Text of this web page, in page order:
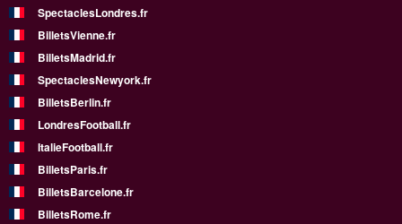
SpectaclesLondres.fr
BilletsVienne.fr
BilletsMadrid.fr
SpectaclesNewyork.fr
BilletsBerlin.fr
LondresFootball.fr
ItalieFootball.fr
BilletsParis.fr
BilletsBarcelone.fr
BilletsRome.fr